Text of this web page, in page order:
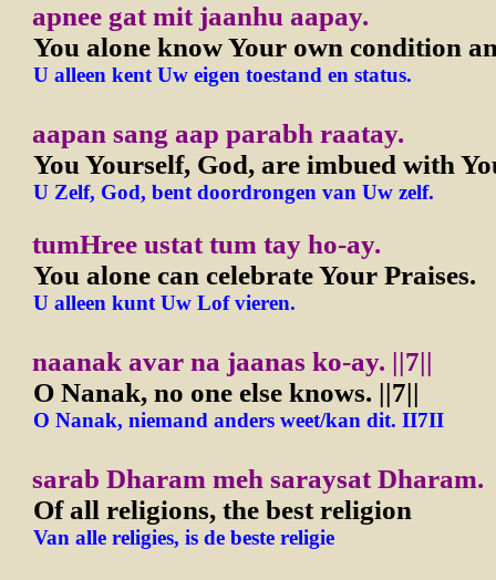
apnee gat mit jaanhu aapay.
You alone know Your own condition
U alleen kent Uw eigen toestand en status.
aapan sang aap parabh raatay.
You Yourself, God, are imbued with
U Zelf, God, bent doordrongen van Uw zelf.
tumHree ustat tum tay ho-ay.
You alone can celebrate Your Praises.
U alleen kunt Uw Lof vieren.
naanak avar na jaanas ko-ay. ||7||
O Nanak, no one else knows. ||7||
O Nanak, niemand anders weet/kan dit. II7II
sarab Dharam meh saraysat Dharam.
Of all religions, the best religion
Van alle religies, is de beste religie